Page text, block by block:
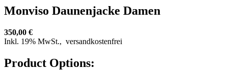
Monviso Daunenjacke Damen
350,00 €
Inkl. 19% MwSt., versandkostenfrei
Product Options: